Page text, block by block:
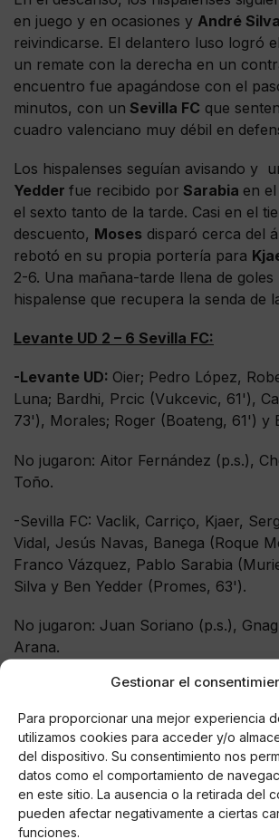
Gestionar el
Para proporcionar una mejor experiencia
utilizamos cookies para acceder y/o
del dispositivo. Su consentimiento nos
datos como el comportamiento de
en este sitio. La ausencia o la retirada del
pueden afectar negativamente a ciertas
funciones.
en juego y en ocasiones y André Silva
reivindicarse. El delantero luso logró
un remate con la derecha en un
encuentro fue apagándose con el
minutos, con un Sevilla FC que
cuadro valenciano muy débil en
Los hispalenses seguían avisando y
Yedder fue recibido por Sarabia en
el sexto tanto de la tarde. Casi en el
descuento, Moses disparó cerca del
rebotó en su propia portería para
2-6. Una mañana-tarde llena de
hispalense que recupera la senda de
Levante UD 2 – 6 Sevilla FC:
-Levante UD: Oier; Pedro López,
Luna; Bardhi, Prcic (Vukcevic, 61'),
73'), Morales; Roger (Boateng, 61') y
No jugaron: Aitor Fernández (p.s.),
Toño.
-Sevilla FC: Vaclik, Carriço, Kjaer,
Vidal, Jesús Navas, Banega (Roque
Franco Vázquez, Pablo Sarabia
Silva y Ben Yedder (Promes, 63').
No jugaron: Juan Soriano (p.s.),
Arana.
0-1 (Ben Yedder, 14'), 1-1
45'); 1-5 (André Silva, 49'); 1-6
2-6 (Kjaer, propia puerta, 90').
-Árbitro:Guillermo Cuadra
balear. Amonestó con tarjeta amarilla
por parte del Levante UD; y a Aleix